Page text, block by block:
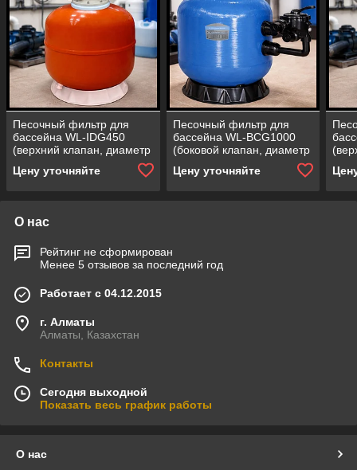
Песочный фильтр для
бассейна WL-IDG450
(верхний клапан, диаметр
производительность = 8
Цену уточняйте
Песочный фильтр для
бассейна WL-BCG1000
(боковой клапан, диаметр
производительность = 35
Цену уточняйте
О нас
Рейтинг не сформирован
Менее 5 отзывов за последний год
Работает с 04.12.2015
г. Алматы
Алматы, Казахстан
Контакты
Сегодня выходной
Показать весь график работы
О нас